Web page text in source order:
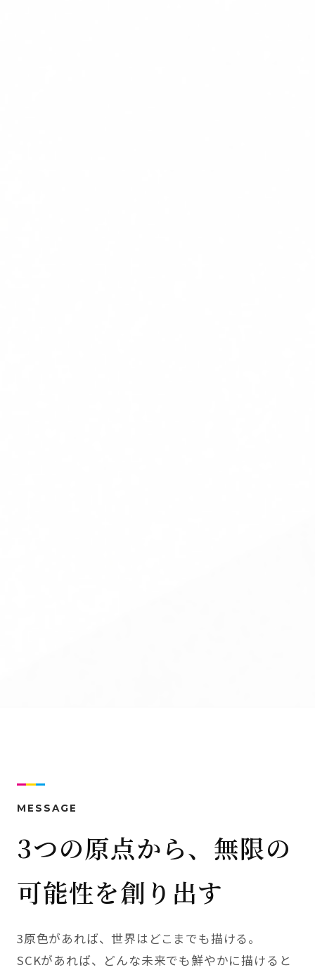
MESSAGE
3つの原点から、無限の
可能性を創り出す
3原色があれば、世界はどこまでも描ける。
SCKがあれば、どんな未来でも鮮やかに描けると